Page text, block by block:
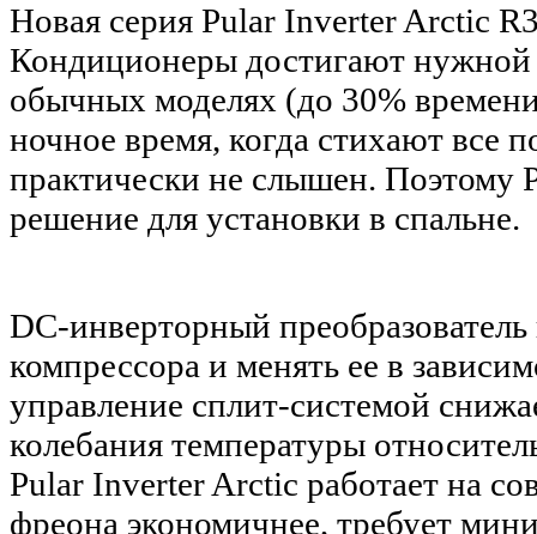
Новая серия Pular Inverter Arctic
Кондиционеры достигают нужной
обычных моделях (до 30%
ночное время, когда стихают все
практически не слышен. Поэтому
решение для установки в спальне.
DC-инверторный
компрессора и менять ее в
управление сплит-системой
колебания температуры
Pular Inverter Arctic работает на
фреона экономичнее, требует